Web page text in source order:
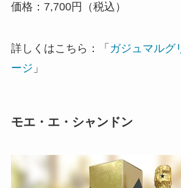
価格：7,700円（税込）
詳しくはこちら：「 ガジュマル
ージ 」
モエ・エ・シャンドン